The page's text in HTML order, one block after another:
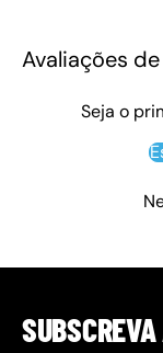
Avaliações
Seja o